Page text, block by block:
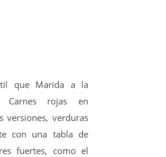
que Marida a la
Carnes rojas en
versiones, verduras
con una tabla de
fuertes, como el